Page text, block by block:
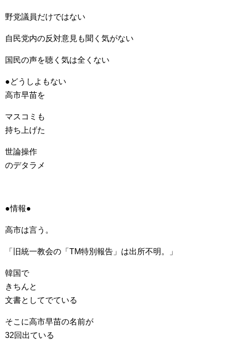
野党議員だけではない
自民党内の反対意見も聞く気がない
国民の声を聴く気は全くない
●どうしよもない
高市早苗を
マスコミも
持ち上げた
世論操作
のデタラメ
●情報●
高市は言う。
「旧統一教会の「TM特別報告」は出所不明。」
韓国で
きちんと
文書としてでている
そこに高市早苗の名前が
32回出ている